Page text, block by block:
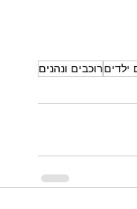
ילדיםרוכבים ונהנים